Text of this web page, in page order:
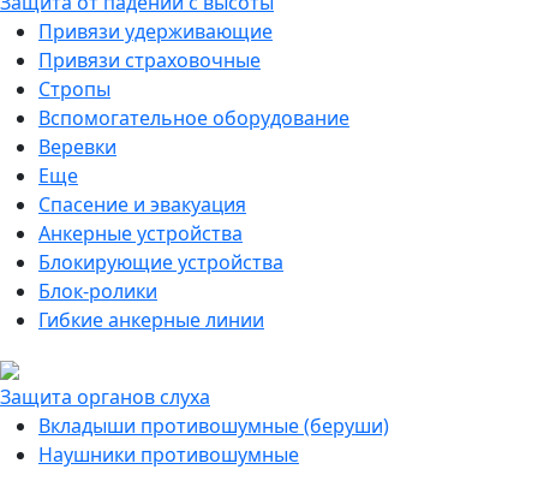
Привязи удерживающие
Привязи страховочные
Стропы
Вспомогательное оборудование
Веревки
Еще
Спасение и эвакуация
Анкерные устройства
Блокирующие устройства
Блок-ролики
Гибкие анкерные линии
Защита органов слуха
Вкладыши противошумные (беруши)
Наушники противошумные